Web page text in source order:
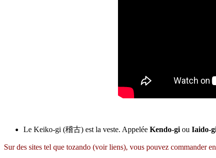
Le Keiko-gi (稽古) est la veste. Appelée Kendo-gi ou Iaido-
Sur des sites tel que tozando (voir liens), vous pouvez commander